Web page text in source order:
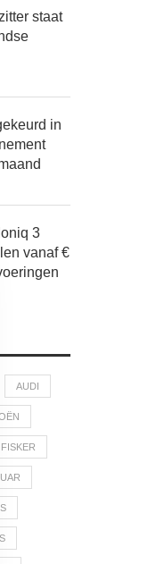
staat
in
3
vanaf €
AUDI
FISKER